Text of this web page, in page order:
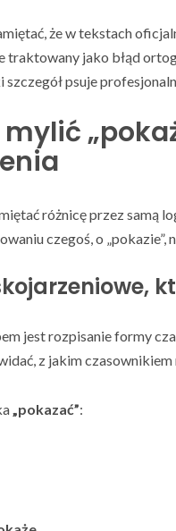
że w tekstach
traktowany jako błąd
psuje
różnicę przez samą
czegoś, o „pokazie”,
jest rozpisanie formy
z jakim czasownikiem
„pokazać”: